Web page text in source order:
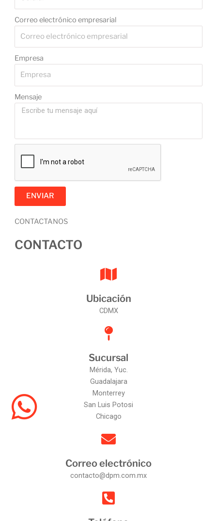
Correo electrónico empresarial
Empresa
Mensaje
ENVIAR
CONTACTANOS
CONTACTO
Ubicación
CDMX
Sucursal
Mérida, Yuc.
Guadalajara
Monterrey
San Luis Potosi
Chicago
Correo electrónico
contacto@dpm.com.mx